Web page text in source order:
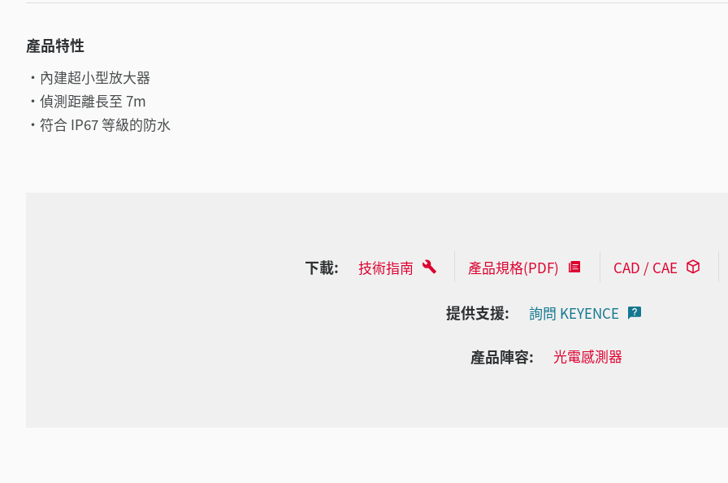
產品特性
內建超小型放大器
偵測距離長至 7m
符合 IP67 等級的防水
下載: 技術指南 產品規格(PDF) CAD / CAE
提供支援: 詢問 KEYENCE
產品陣容: 光電感測器